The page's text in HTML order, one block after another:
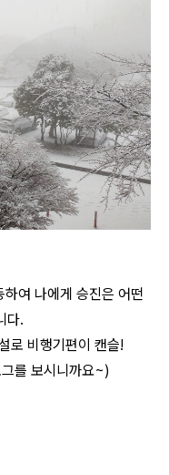
여 나에게 승진은 어떤
다.
로 비행기편이 캔슬!
를 보시니까요~)